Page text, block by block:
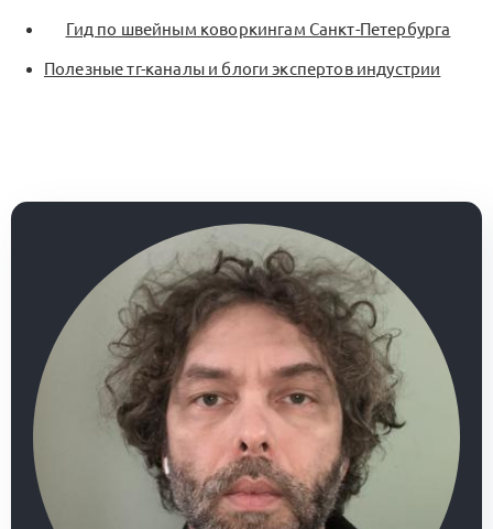
Гид по швейным коворкингам Санкт-Петербурга
Полезные тг-каналы и блоги экспертов индустрии